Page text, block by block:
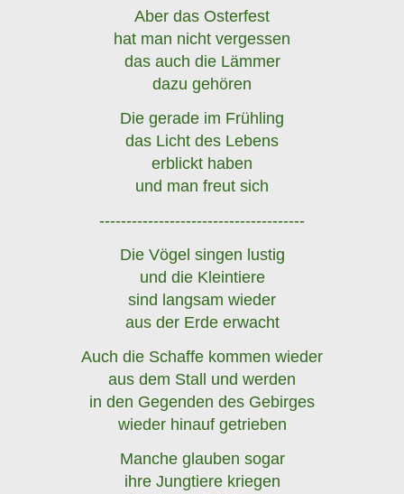
Aber das Osterfest
hat man nicht vergessen
das auch die Lämmer
dazu gehören
Die gerade im Frühling
das Licht des Lebens
erblickt haben
und man freut sich
--------------------------------------
Die Vögel singen lustig
und die Kleintiere
sind langsam wieder
aus der Erde erwacht
Auch die Schaffe kommen wieder
aus dem Stall und werden
in den Gegenden des Gebirges
wieder hinauf getrieben
Manche glauben sogar
ihre Jungtiere kriegen